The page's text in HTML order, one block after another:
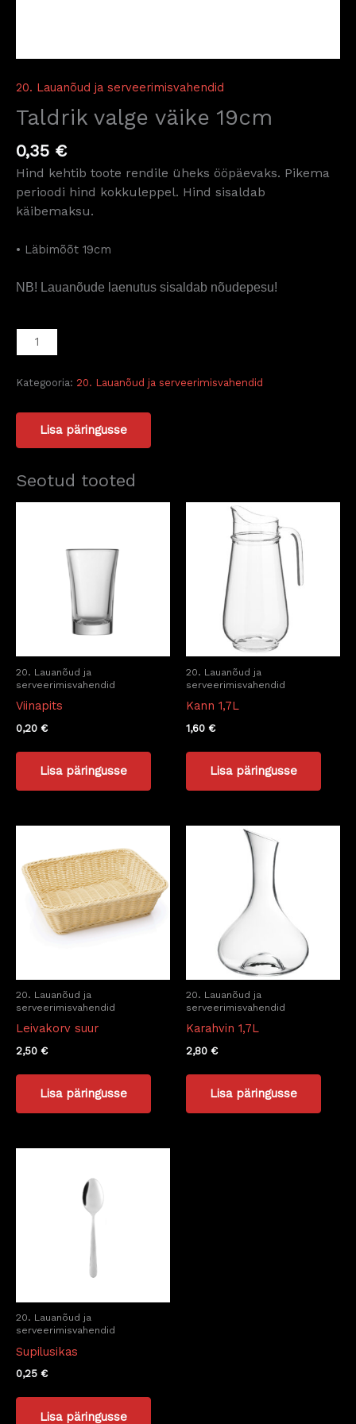
20. Lauanõud ja serveerimisvahendid
Taldrik valge väike 19cm
0,35 €
Hind kehtib toote rendile üheks ööpäevaks. Pikema
perioodi hind kokkuleppel. Hind sisaldab
käibemaksu.
• Läbimõõt 19cm
NB! Lauanõude laenutus sisaldab nõudepesu!
Kategooria: 20. Lauanõud ja serveerimisvahendid
Lisa päringusse
Seotud tooted
20. Lauanõud ja
serveerimisvahendid
Viinapits
0,20 €
Lisa päringusse
20. Lauanõud ja
serveerimisvahendid
Kann 1,7L
1,60 €
Lisa päringusse
20. Lauanõud ja
serveerimisvahendid
Leivakorv suur
2,50 €
Lisa päringusse
20. Lauanõud ja
serveerimisvahendid
Karahvin 1,7L
2,80 €
Lisa päringusse
20. Lauanõud ja
serveerimisvahendid
Supilusikas
0,25 €
Lisa päringusse